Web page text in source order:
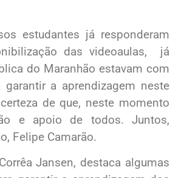
estudantes já responderam
das videoaulas, já
do Maranhão estavam com
a aprendizagem neste
de que, neste momento
e apoio de todos. Juntos,
Felipe Camarão.
Jansen, destaca algumas